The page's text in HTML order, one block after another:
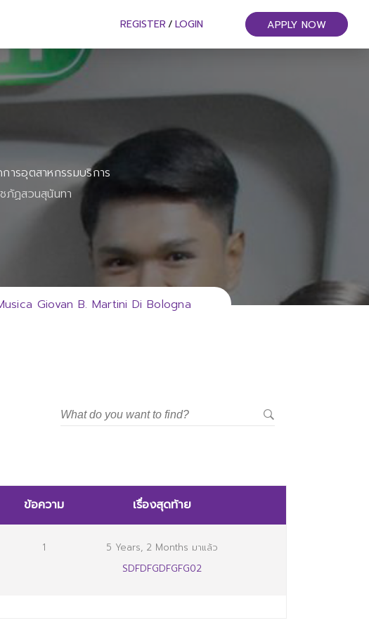
REGISTER / LOGIN APPLY NOW
ารอุตสาหกรรมบริการ
ภัฏสวนสุนันทา
Giovan B. Martini Di Bologna
ข้อความ เรื่องสุดท้าย
1
5 Years, 2 Months มาแล้ว
SDFDFGDFGFG02